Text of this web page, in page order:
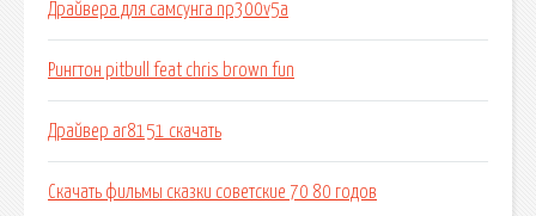
Драйвера для самсунга np300v5a
Рингтон pitbull feat chris brown fun
Драйвер ar8151 скачать
Скачать фильмы сказки советские 70 80 годов